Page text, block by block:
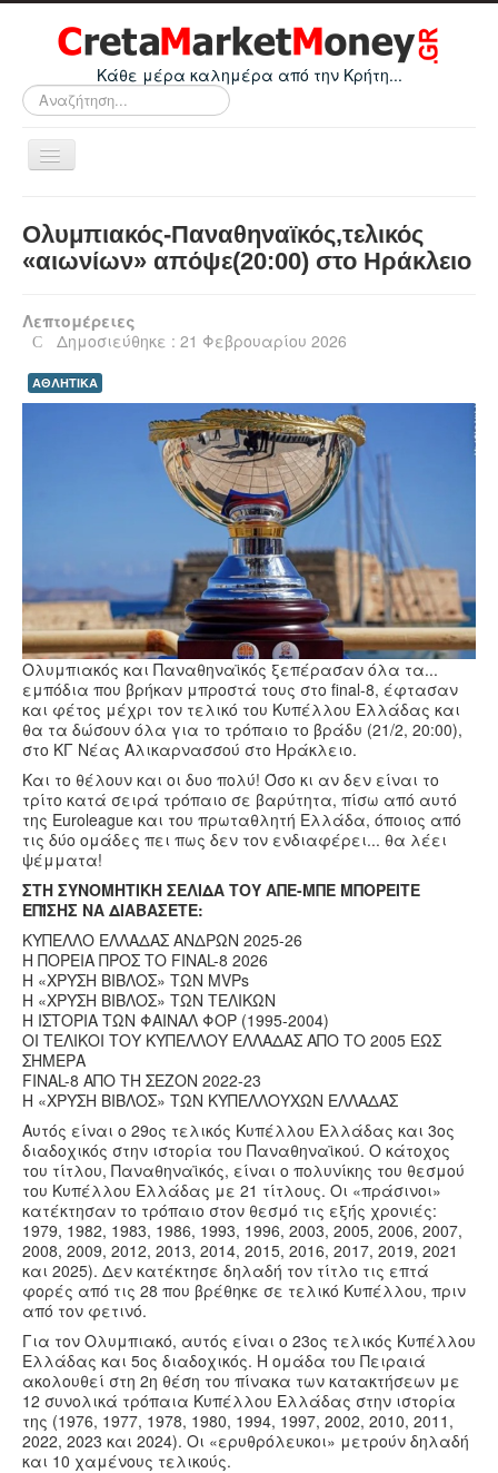
Κάθε μέρα καλημέρα από την Κρήτη...
Αναζήτηση...
Εναλλαγή
πλοήγησης
Οικονομικά
Ελλάδα
Κόσμος
Αθλητικά
Βίντεο
Συνταγές
Ολυμπιακός-Παναθηναϊκός,τελικός
«αιωνίων» απόψε(20:00) στο Ηράκλειο
Λεπτομέρειες
Δημοσιεύθηκε : 21 Φεβρουαρίου 2026
ΑΘΛΗΤΙΚΑ
Ολυμπιακός και Παναθηναϊκός ξεπέρασαν όλα τα...
εμπόδια που βρήκαν μπροστά τους στο final-8, έφτασαν
και φέτος μέχρι τον τελικό του Κυπέλλου Ελλάδας και
θα τα δώσουν όλα για το τρόπαιο το βράδυ (21/2, 20:00),
στο ΚΓ Νέας Αλικαρνασσού στο Ηράκλειο.
Και το θέλουν και οι δυο πολύ! Όσο κι αν δεν είναι το
τρίτο κατά σειρά τρόπαιο σε βαρύτητα, πίσω από αυτό
της Euroleague και του πρωταθλητή Ελλάδα, όποιος από
τις δύο ομάδες πει πως δεν τον ενδιαφέρει... θα λέει
ψέμματα!
ΣΤΗ ΣΥΝΟΜΗΤΙΚΗ ΣΕΛΙΔΑ ΤΟΥ ΑΠΕ-ΜΠΕ ΜΠΟΡΕΙΤΕ
ΕΠΊΣΗΣ ΝΑ ΔΙΑΒΑΣΕΤΕ:
ΚΥΠΕΛΛΟ ΕΛΛΑΔΑΣ ΑΝΔΡΩΝ 2025-26
Η ΠΟΡΕΙΑ ΠΡΟΣ ΤΟ FINAL-8 2026
Η «ΧΡΥΣΗ ΒΙΒΛΟΣ» ΤΩΝ ΜVPs
Η «ΧΡΥΣΗ ΒΙΒΛΟΣ» ΤΩΝ ΤΕΛΙΚΩΝ
Η ΙΣΤΟΡΙΑ ΤΩΝ ΦΑΙΝΑΛ ΦΟΡ (1995-2004)
ΟΙ ΤΕΛΙΚΟΙ ΤΟΥ ΚΥΠΕΛΛΟΥ ΕΛΛΑΔΑΣ ΑΠΟ ΤΟ 2005 ΕΩΣ
ΣΗΜΕΡΑ
FINAL-8 ΑΠΟ ΤΗ ΣΕΖΟΝ 2022-23
H «ΧΡΥΣΗ ΒΙΒΛΟΣ» ΤΩΝ ΚΥΠΕΛΛΟΥΧΩΝ ΕΛΛΑΔΑΣ
Αυτός είναι ο 29ος τελικός Κυπέλλου Ελλάδας και 3ος
διαδοχικός στην ιστορία του Παναθηναϊκού. O κάτοχος
του τίτλου, Παναθηναϊκός, είναι ο πολυνίκης του θεσμού
του Κυπέλλου Ελλάδας με 21 τίτλους. Οι «πράσινοι»
κατέκτησαν το τρόπαιο στον θεσμό τις εξής χρονιές:
1979, 1982, 1983, 1986, 1993, 1996, 2003, 2005, 2006, 2007,
2008, 2009, 2012, 2013, 2014, 2015, 2016, 2017, 2019, 2021
και 2025). Δεν κατέκτησε δηλαδή τον τίτλο τις επτά
φορές από τις 28 που βρέθηκε σε τελικό Κυπέλλου, πριν
από τον φετινό.
Για τον Ολυμπιακό, αυτός είναι ο 23ος τελικός Κυπέλλου
Ελλάδας και 5ος διαδοχικός. Η ομάδα του Πειραιά
ακολουθεί στη 2η θέση του πίνακα των κατακτήσεων με
12 συνολικά τρόπαια Κυπέλλου Ελλάδας στην ιστορία
της (1976, 1977, 1978, 1980, 1994, 1997, 2002, 2010, 2011,
2022, 2023 και 2024). Οι «ερυθρόλευκοι» μετρούν δηλαδή
και 10 χαμένους τελικούς.